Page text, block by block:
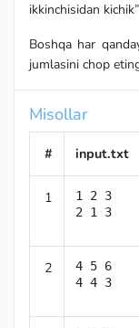
ikkinchisidan
Boshqa har
jumlasini chop
Misollar
# input.txt
1
1 2 3
2 1 3
2
4 5 6
4 4 3